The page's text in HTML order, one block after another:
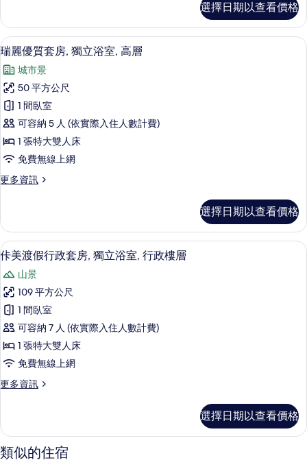
邊
間
的
所
有
相
片
房,
獨
立
室,
邊
間
的
詳
情
選擇日期以查看價格
顯
示
瑞
麗
優
質
套
獨
浴
室,
高
層
的
所
有
相
片
瑞麗優質套房, 獨立浴室, 高層 | 高級
6
瑞麗優質套房, 獨立浴室, 高層
城市景
50 平方公尺
1 間臥室
可容納 5 人 (依實際入住人數計費)
1 張特大雙人床
免費無線上網
更多資訊
更
優
質
套
房,
獨
立
浴
室,
高
層
的
詳
選擇日期以查看價格
顯
示
佧
美
渡
假
行
套
獨
立
浴
佧美渡假行政套房, 獨立浴室, 行政樓
16
佧美渡假行政套房, 獨立浴室, 行政樓層
山景
109 平方公尺
1 間臥室
可容納 7 人 (依實際入住人數計費)
1 張特大雙人床
免費無線上網
更多資訊
更
渡
假
行
選擇日期以查看價格
類似的住宿